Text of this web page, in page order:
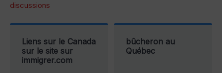
discussions
Liens sur le Canada
sur le site sur
immigrer.com
bûcheron au
Québec